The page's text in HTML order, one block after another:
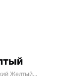
Желтый...